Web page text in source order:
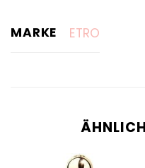
MARKE ETRO